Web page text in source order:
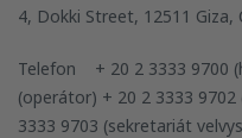
4, Dokki Street, 12511 Giza,
Telefon + 20 2 3333 9700
(operátor) + 20 2 3333
3333 9703 (sekretariát